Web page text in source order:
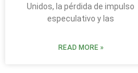
Unidos, la pérdida de impulso
especulativo y las
READ MORE »